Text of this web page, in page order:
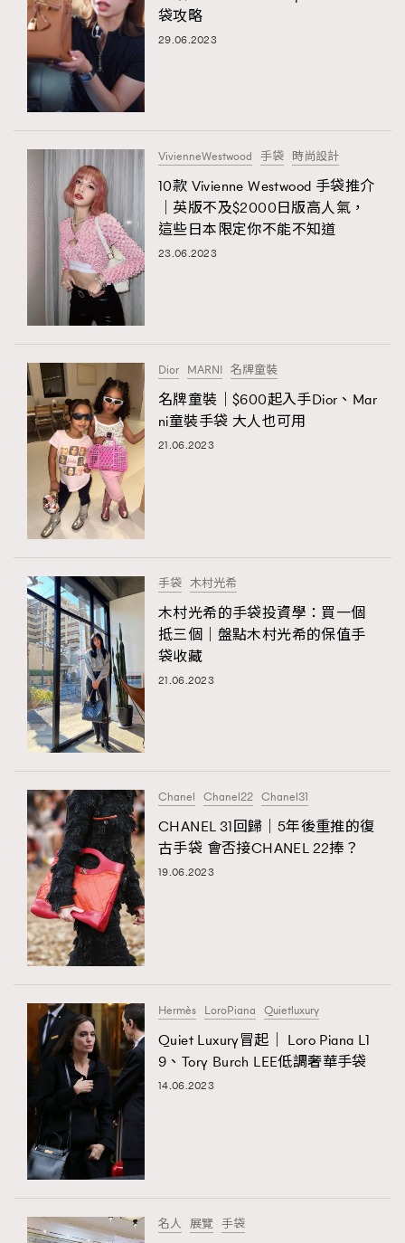
AFrenchMind
EmpowerF
FashionWeek
袋攻略
29.06.2023
VivienneWestwood 手袋 時尚設計
10款 Vivienne Westwood 手袋推介
｜英版不及$2000日版高人氣，
這些日本限定你不能不知道
23.06.2023
Dior MARNI 名牌童裝
名牌童裝｜$600起入手Dior、Mar
ni童裝手袋 大人也可用
21.06.2023
手袋 木村光希
木村光希的手袋投資學：買一個
抵三個｜盤點木村光希的保值手
袋收藏
21.06.2023
Chanel Chanel22 Chanel31
CHANEL 31回歸｜5年後重推的復
古手袋 會否接CHANEL 22捧？
19.06.2023
Hermès LoroPiana Quietluxury
Quiet Luxury冒起｜ Loro Piana L1
9、Tory Burch LEE低調奢華手袋
14.06.2023
名人 展覽 手袋